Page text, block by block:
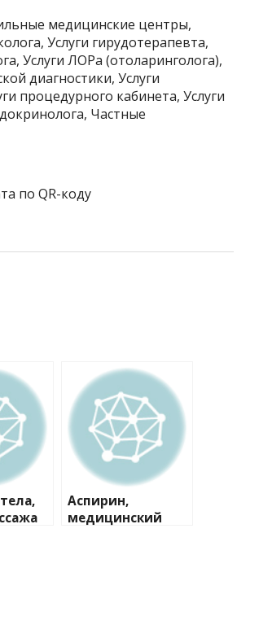
медицинские центры,
Услуги гирудотерапевта,
Услуги ЛОРа (отоларинголога),
диагностики, Услуги
процедурного кабинета, Услуги
Частные
по QR-коду
Аспирин,
медицинский